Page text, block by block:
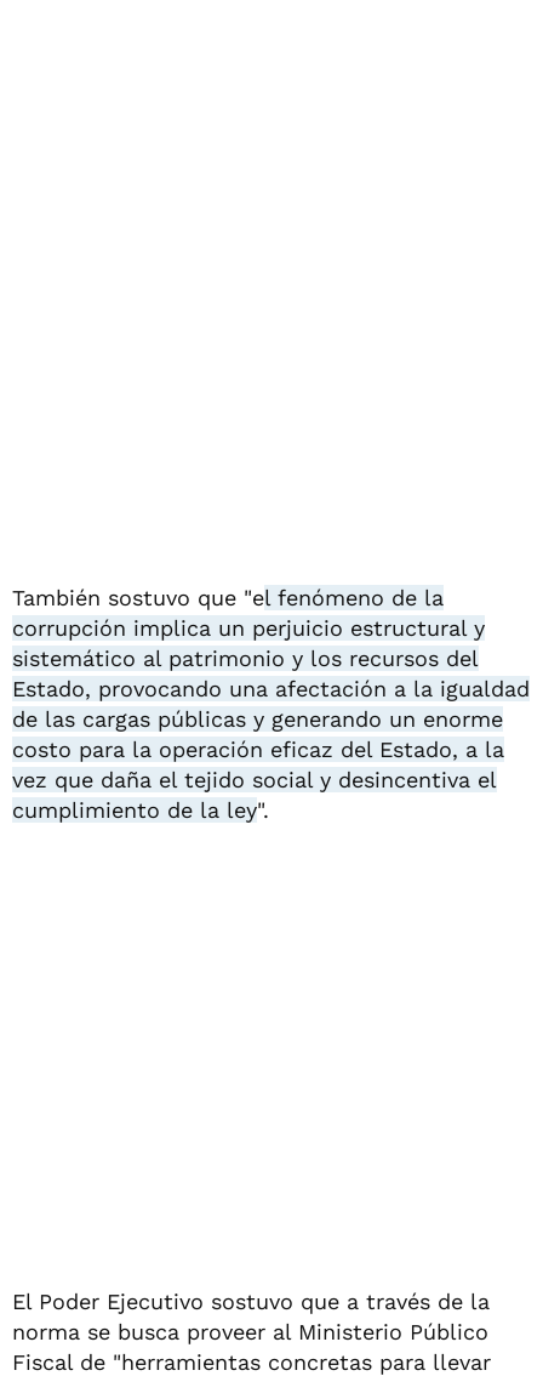
También sostuvo que "el fenómeno de la
corrupción implica un perjuicio estructural y
sistemático al patrimonio y los recursos del
Estado, provocando una afectación a la igualdad
de las cargas públicas y generando un enorme
costo para la operación eficaz del Estado, a la
vez que daña el tejido social y desincentiva el
cumplimiento de la ley".
El Poder Ejecutivo sostuvo que a través de la
norma se busca proveer al Ministerio Público
Fiscal de "herramientas concretas para llevar